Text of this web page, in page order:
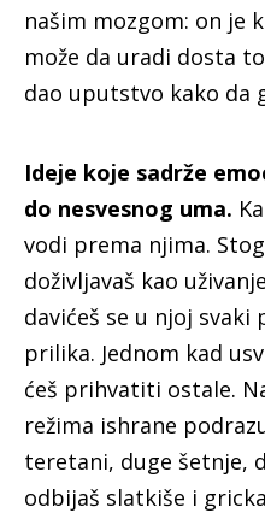
našim mozgom: on je
može da uradi dosta
dao uputstvo kako da
Ideje koje sadrže
do nesvesnog uma.
vodi prema njima.
doživljavaš kao
davićeš se u njoj svaki
prilika. Jednom kad
ćeš prihvatiti ostale.
režima ishrane
teretani, duge šetnje,
odbijaš slatkiše i